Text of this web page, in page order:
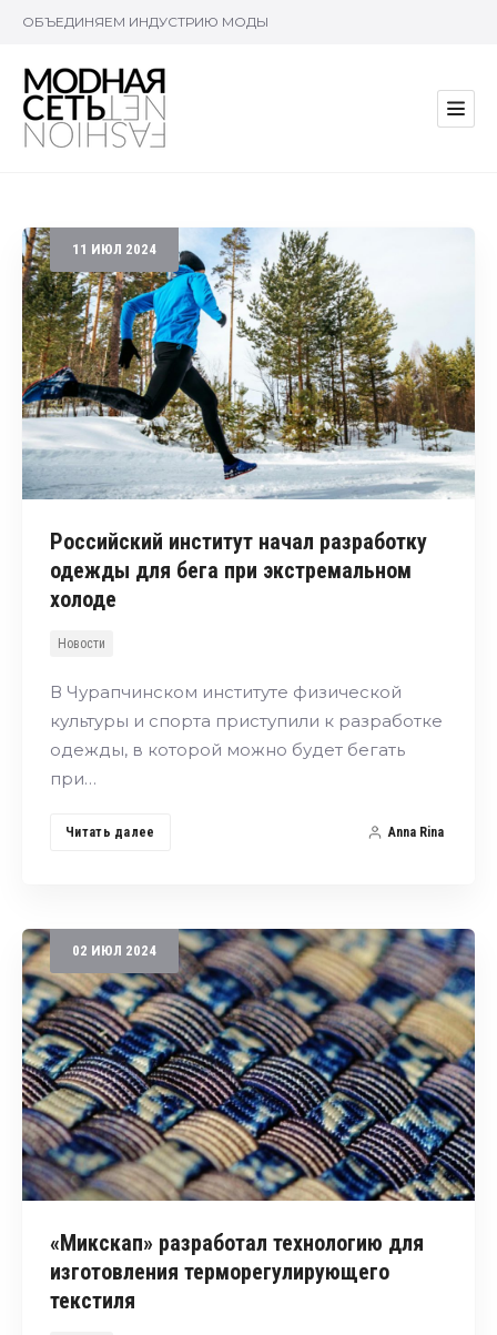
ОБЪЕДИНЯЕМ ИНДУСТРИЮ МОДЫ
11 ИЮЛ 2024
Российский институт начал разработку
одежды для бега при экстремальном
холоде
Новости
В Чурапчинском институте физической
культуры и спорта приступили к разработке
одежды, в которой можно будет бегать
при…
Читать далее Anna Rina
02 ИЮЛ 2024
«Микскап» разработал технологию для
изготовления терморегулирующего
текстиля